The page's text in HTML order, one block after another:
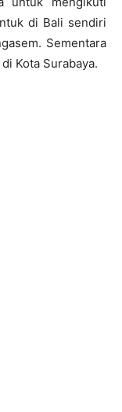
di Bali sendiri
Sementara
Kota Surabaya.